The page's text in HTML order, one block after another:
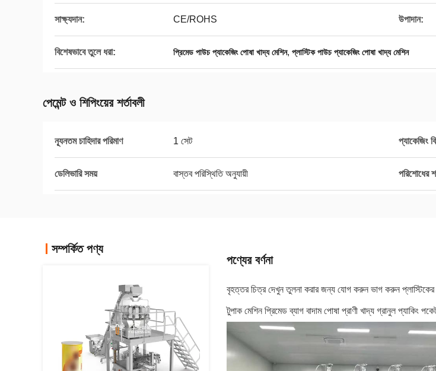
সাক্ষ্যদান: CE/ROHS উপাদান:
বিশেষভাবে তুলে ধরা: প্রিমেড পাউচ প্যাকেজিং পোষা খাদ্য মেশিন, প্লাস্টিক পাউচ প্যাকেজিং পোষা খাদ্য মেশিন
পেমেন্ট ও শিপিংয়ের শর্তাবলী
ন্যূনতম চাহিদার পরিমাণ 1 সেট প্যাকেজিং
ডেলিভারি সময় বাস্তব পরিস্থিতি অনুযায়ী পরিশোধের
সম্পর্কিত পণ্য
পণ্যের বর্ণনা
বৃহত্তর চিত্র দেখুন তুলনা করার জন্য যোগ করুন ভাগ করুন
টুপাক মেশিন প্রিমেড ব্যাগ বাদাম পোষা প্রাণী খাদ্য গ্রানুল প্যাকিং